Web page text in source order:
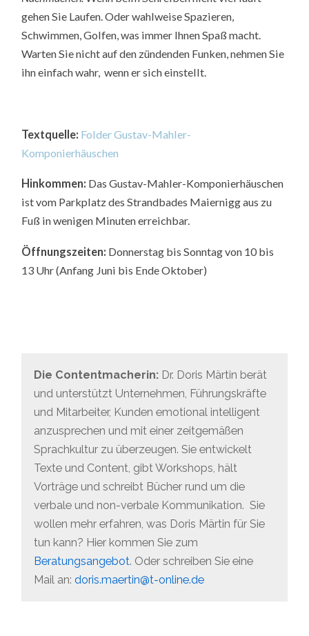
gehen Sie Laufen. Oder wahlweise Spazieren,
Schwimmen, Golfen, was immer Ihnen Spaß macht.
Warten Sie nicht auf den zündenden Funken, nehmen Sie
ihn einfach wahr, wenn er sich einstellt.
Textquelle: Folder Gustav-Mahler-
Komponierhäuschen
Hinkommen: Das Gustav-Mahler-Komponierhäuschen
ist vom Parkplatz des Strandbades Maiernigg aus zu
Fuß in wenigen Minuten erreichbar.
Öffnungszeiten: Donnerstag bis Sonntag von 10 bis
13 Uhr (Anfang Juni bis Ende Oktober)
Die Contentmacherin: Dr. Doris Märtin berät
und unterstützt Unternehmen, Führungskräfte
und Mitarbeiter, Kunden emotional intelligent
anzusprechen und mit einer zeitgemäßen
Sprachkultur zu überzeugen. Sie entwickelt
Texte und Content, gibt Workshops, hält
Vorträge und schreibt Bücher rund um die
verbale und non-verbale Kommunikation. Sie
wollen mehr erfahren, was Doris Märtin für Sie
tun kann? Hier kommen Sie zum
Beratungsangebot. Oder schreiben Sie eine
Mail an:doris.maertin@t-online.de